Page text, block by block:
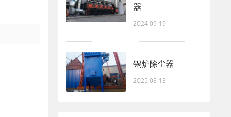
器
2024-09-19
锅炉除尘器
2025-08-13